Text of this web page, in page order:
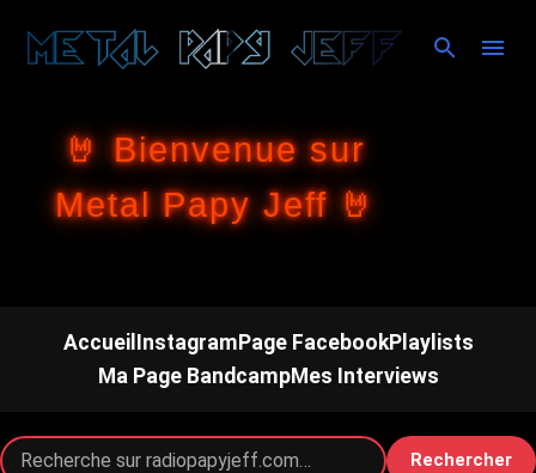
Accéder au contenu principal
🤘 Bienvenue sur
Metal Papy Jeff 🤘
Accueil InstagramPage FacebookPlaylists
Ma Page BandcampMes Interviews
Rechercher